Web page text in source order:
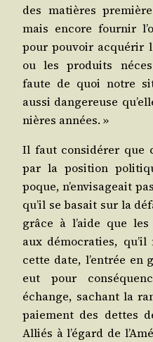
des matières
mais encore four­nir
pour pou­voir acqué­rir
ou les pro­duits
faute de quoi notre
aus­si dan­ge­reuse
nières années. »
Il faut consi­dé­rer que
par la posi­tion
poque, n’en­vi­sa­geait
qu’il se basait sur la
grâce à l’aide que
aux démo­cra­ties, qu’il
cette date, l’en­trée en
eut pour
échange, sachant la
paie­ment des dettes
Alliés à l’é­gard de